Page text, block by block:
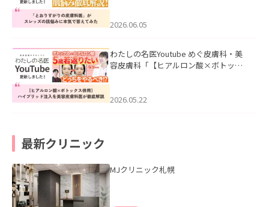
2026.06.05
わたしの名医Youtube めぐ皮膚科・美
容皮膚科「【ヒアルロン酸×ボトック
た。
2026.05.22
最新クリニック
MJクリニック札幌